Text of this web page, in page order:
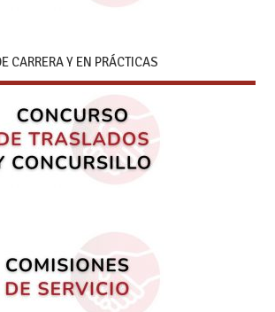
CARRERA Y EN PRÁCTICAS